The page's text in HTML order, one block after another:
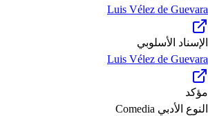
Luis Vélez de Guevara
الإسناد الأسلوبي
Luis Vélez de Guevara
مؤكد
النوع الأدبي Comedia